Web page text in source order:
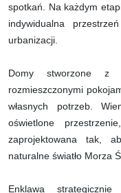
spotkań. Na każdym
indywidualna
urbanizacji.
Domy stworzone z
rozmieszczonymi
własnych potrzeb.
oświetlone
zaprojektowana tak,
naturalne światło Morza
Enklawa